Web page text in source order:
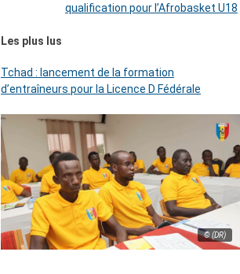
qualification pour l’Afrobasket U18
Les plus lus
Tchad : lancement de la formation
d’entraîneurs pour la Licence D Fédérale
© (DR)